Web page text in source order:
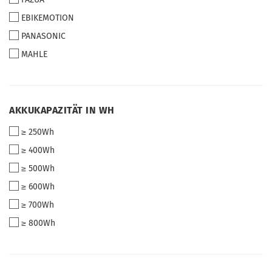
EBIKEMOTION
PANASONIC
MAHLE
AKKUKAPAZITÄT
WH
AKKUKAPAZITÄT IN WH
≥ 250Wh
≥ 400Wh
≥ 500Wh
≥ 600Wh
≥ 700Wh
≥ 800Wh